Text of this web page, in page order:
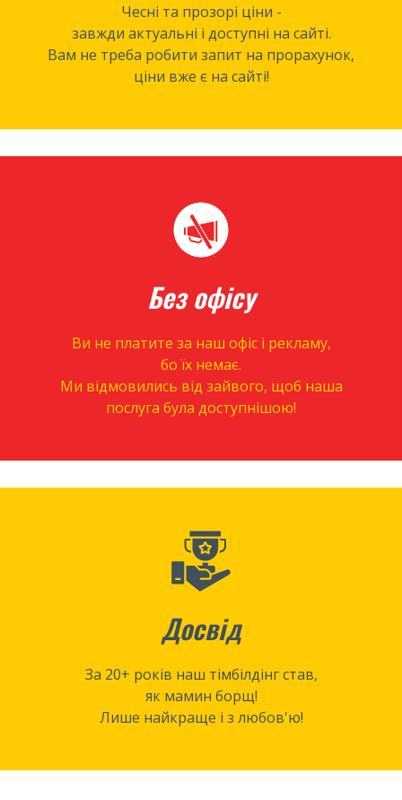
Чесні та прозорі ціни -
завжди актуальні і доступні на сайті.
Вам не треба робити запит на прорахунок,
ціни вже є на сайті!
Без офісу
Ви не платите за наш офіс і рекламу,
бо їх немає.
Ми відмовились від зайвого, щоб наша
послуга була доступнішою!
Досвід
За 20+ років наш тімбілдінг став,
як мамин борщ!
Лише найкраще і з любов'ю!